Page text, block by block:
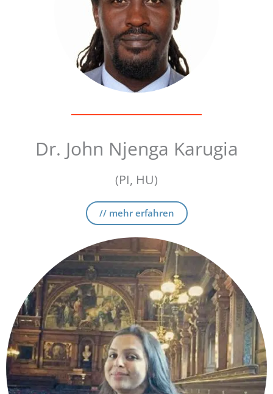
Dr. John Njenga Karugia
(PI, HU)
// mehr erfahren